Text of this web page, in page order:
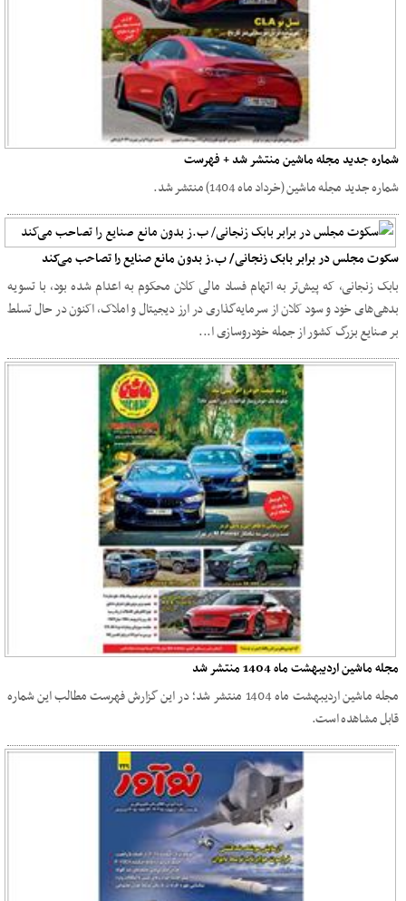
شماره جدید مجله ماشین منتشر شد + فهرست
شماره جدید مجله ماشین (خرداد ماه 1404) منتشر شد.
سکوت مجلس در برابر بابک زنجانی/ ب.ز بدون مانع صنایع را تصاحب می‌کند
بابک زنجانی، که پیش‌تر به اتهام فساد مالی کلان محکوم به اعدام شده بود، با تسویه
بدهی‌های خود و سود کلان از سرمایه‌گذاری در ارز دیجیتال و املاک، اکنون در حال تسلط
بر صنایع بزرگ کشور از جمله خودروسازی ا...
مجله ماشین اردیبهشت ماه 1404 منتشر شد
مجله ماشین اردیبهشت ماه 1404 منتشر شد؛ در این گزارش فهرست مطالب این شماره
قابل مشاهده است.